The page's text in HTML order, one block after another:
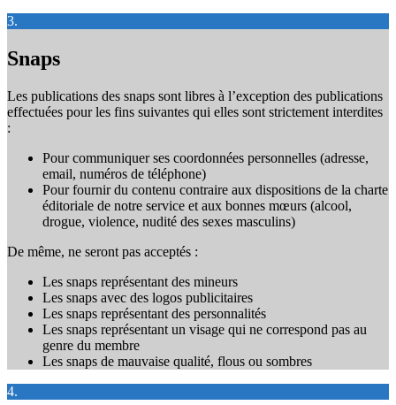
3.
Snaps
Les publications des snaps sont libres à l’exception des publications
effectuées pour les fins suivantes qui elles sont strictement interdites
:
Pour communiquer ses coordonnées personnelles (adresse,
email, numéros de téléphone)
Pour fournir du contenu contraire aux dispositions de la charte
éditoriale de notre service et aux bonnes mœurs (alcool,
drogue, violence, nudité des sexes masculins)
De même, ne seront pas acceptés :
Les snaps représentant des mineurs
Les snaps avec des logos publicitaires
Les snaps représentant des personnalités
Les snaps représentant un visage qui ne correspond pas au
genre du membre
Les snaps de mauvaise qualité, flous ou sombres
4.